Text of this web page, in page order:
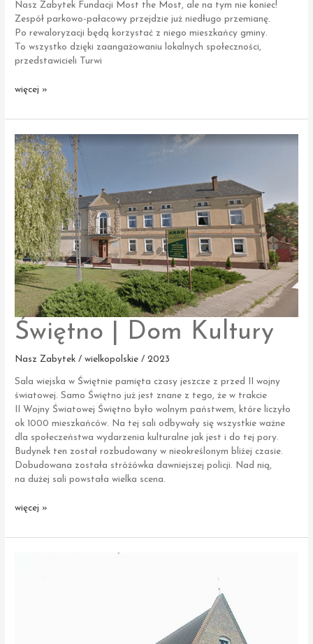
Nasz Zabytek Fundacji Most the Most, ale na tym nie koniec!
Zespół parkowo-pałacowy przejdzie już niedługo przemianę.
Po rewaloryzacji będą korzystać z niego mieszkańcy gminy.
To wszystko dzięki zaangażowaniu lokalnych społeczności,
przedstawicieli Turwi
Turew
Zespół
Pałacowy
więcej »
Świętno | Dom Kultury
Nasz Zabytek / wielkopolskie / 2023
Sala wiejska w Świętnie pamięta czasy jeszcze z przed II wojny
światowej. Samo Świętno już jest znane z tego, że w trakcie
II Wojny Światowej Świętno było wolnym państwem, które liczyło
ok 1000 mieszkańców. Na tej sali odbywały się wszystkie ważne
dla społeczeństwa wydarzenia kulturalne jak jest i do tej pory.
Budynek ten został rozbudowany w nieokreślonym bliżej czasie.
Dobudowana została stróżówka dawniejszej policji. Nad nią,
na dużej sali powstała wielka scena.
Świętno
Dom
więcej »